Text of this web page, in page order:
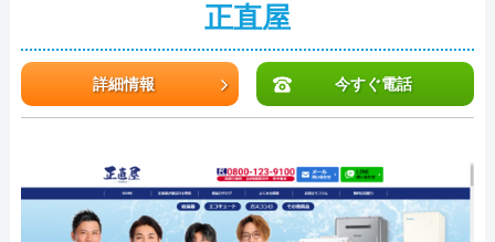
正直屋
詳細情報 今すぐ電話